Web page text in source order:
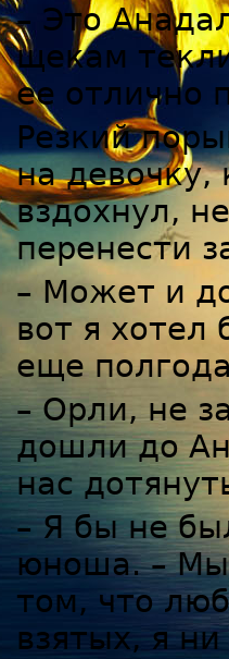
– Это
щекам
ее отлично
Резкий
на девочку,
вздохнул,
перенести
– Может и
вот я
еще
– Орли, не
дошли до
нас
– Я бы не
юноша. – Мы
том, что
взятых, я